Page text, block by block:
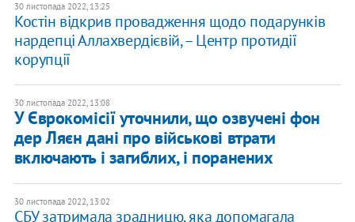
30 листопада 2022, 13:25
Костін відкрив провадження щодо подарунків
нардепці Аллахвердієвій, – Центр протидії
корупції
30 листопада 2022, 13:08
У Єврокомісії уточнили, що озвучені фон
дер Ляєн дані про військові втрати
включають і загиблих, і поранених
30 листопада 2022, 13:02
СБУ затримала зрадницю, яка допомагала